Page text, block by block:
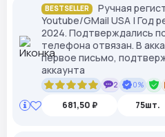
BESTSELLER
Ручная
Youtube/GMail USA | Год
2024. Подтверждались
телефона отвязан. В
первое письмо,
аккаунта
2 0%
681,50 ₽ 75шт.